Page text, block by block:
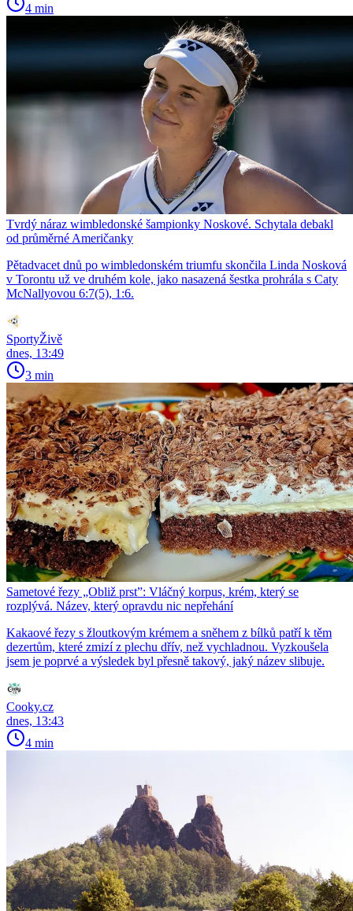
4 min
Tvrdý náraz wimbledonské šampionky Noskové. Schytala debakl
od průměrné Američanky
Pětadvacet dnů po wimbledonském triumfu skončila Linda Nosková
v Torontu už ve druhém kole, jako nasazená šestka prohrála s Caty
McNallyovou 6:7(5), 1:6.
SportyŽivě
dnes, 13:49
3 min
Sametové řezy „Obliž prst”: Vláčný korpus, krém, který se
rozplývá. Název, který opravdu nic nepřehání
Kakaové řezy s žloutkovým krémem a sněhem z bílků patří k těm
dezertům, které zmizí z plechu dřív, než vychladnou. Vyzkoušela
jsem je poprvé a výsledek byl přesně takový, jaký název slibuje.
Cooky.cz
dnes, 13:43
4 min